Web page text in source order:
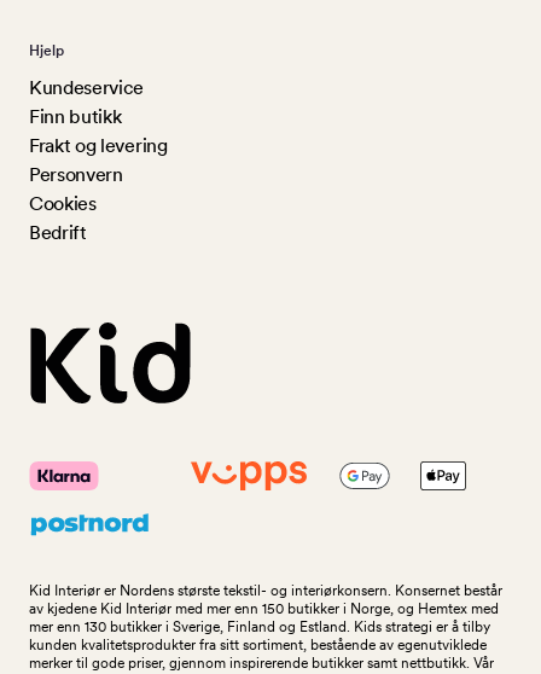
Hjelp
Kundeservice
Finn butikk
Frakt og levering
Personvern
Cookies
Bedrift
Kid Interiør er Nordens største tekstil- og interiørkonsern. Konsernet består
av kjedene Kid Interiør med mer enn 150 butikker i Norge, og Hemtex med
mer enn 130 butikker i Sverige, Finland og Estland. Kids strategi er å tilby
kunden kvalitetsprodukter fra sitt sortiment, bestående av egenutviklede
merker til gode priser, gjennom inspirerende butikker samt nettbutikk. Vår